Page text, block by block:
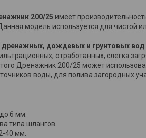
200/25 имеет
модель используется для чистой
дренажных, дождевых и грунтовых вод
отработанных, слегка
Дренажник 200/25 может
воды, для полива загородных
6 мм.
типа шлангов.
40 мм.